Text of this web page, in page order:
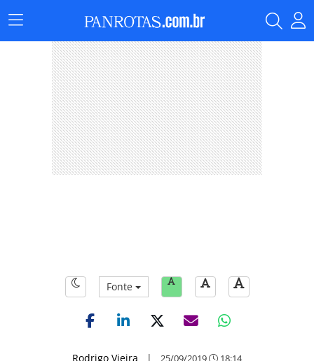
Menu
Principal
Fonte
Rodrigo Vieira | 25/09/2019 18:14